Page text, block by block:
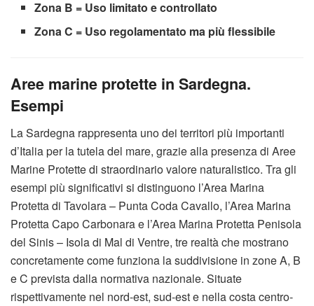
Zona B = Uso limitato e controllato
Zona C = Uso regolamentato ma più flessibile
Aree marine protette in Sardegna.
Esempi
La Sardegna rappresenta uno dei territori più importanti
d’Italia per la tutela del mare, grazie alla presenza di Aree
Marine Protette di straordinario valore naturalistico. Tra gli
esempi più significativi si distinguono l’Area Marina
Protetta di Tavolara – Punta Coda Cavallo, l’Area Marina
Protetta Capo Carbonarae l’Area Marina Protetta Penisola
del Sinis – Isola di Mal di Ventre, tre realtà che mostrano
concretamente come funziona la suddivisione in zone A, B
e C prevista dalla normativa nazionale. Situate
rispettivamente nel nord-est, sud-est e nella costa centro-